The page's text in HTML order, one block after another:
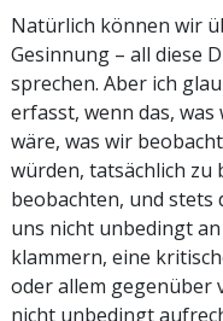
Natürlich können wir
Gesinnung – all diese
sprechen. Aber ich
erfasst, wenn das,
wäre, was wir
würden, tatsächlich zu
beobachten, und stets
uns nicht unbedingt
klammern, eine
oder allem gegenüber
nicht unbedingt